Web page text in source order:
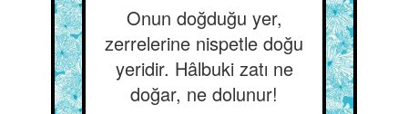
Onun doğduğu yer,
zerrelerine nispetle doğu
yeridir. Hâlbuki zatı ne
doğar, ne dolunur!